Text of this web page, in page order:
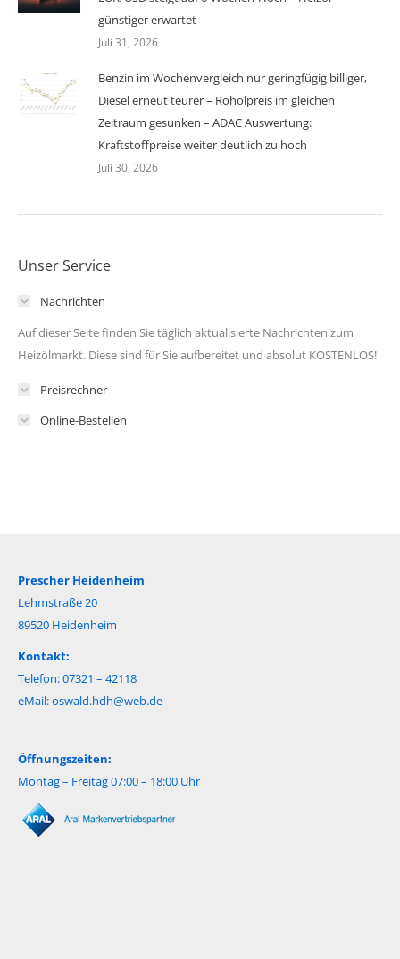
günstiger erwartet
Juli 31, 2026
Benzin im Wochenvergleich nur geringfügig billiger,
Diesel erneut teurer – Rohölpreis im gleichen
Zeitraum gesunken – ADAC Auswertung:
Kraftstoffpreise weiter deutlich zu hoch
Juli 30, 2026
Unser Service
Nachrichten
Auf dieser Seite finden Sie täglich aktualisierte Nachrichten zum
Heizölmarkt. Diese sind für Sie aufbereitet und absolut KOSTENLOS!
Preisrechner
Online-Bestellen
Prescher Heidenheim
Lehmstraße 20
89520 Heidenheim
Kontakt:
Telefon: 07321 – 42118
eMail:oswald.hdh@web.de
Öffnungszeiten:
Montag – Freitag 07:00 – 18:00 Uhr